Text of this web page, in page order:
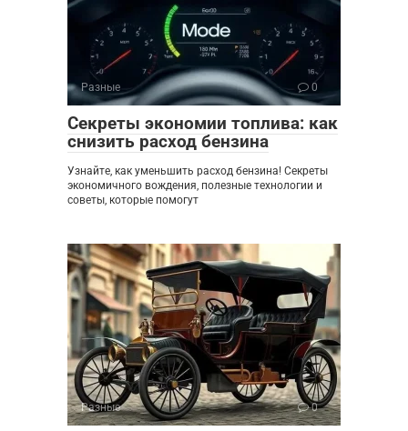
Разные 0
Секреты экономии топлива: как
снизить расход бензина
Узнайте, как уменьшить расход бензина! Секреты
экономичного вождения, полезные технологии и
советы, которые помогут
Разные 0